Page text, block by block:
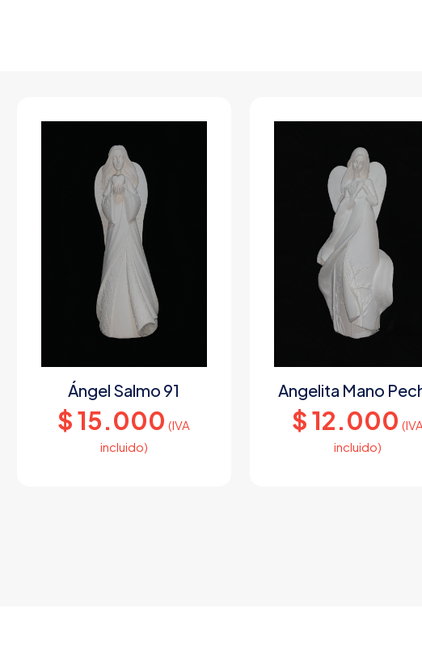
Ángel Salmo 91
$15.000 (IVA
incluido)
Angelita Mano
$12.000
incluido)